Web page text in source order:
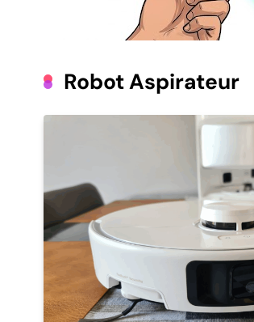
Robot Aspirateur